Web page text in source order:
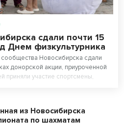
сдали почти 15
Днем физкультурника
сообщества Новосибирска сдали
донорской акции, приуроченной
приняли участие спортсмены,
культуры и спорта мэрии города, а
из Новосибирска
по шахматам